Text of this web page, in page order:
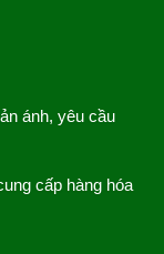
ánh, yêu cầu
cấp hàng hóa